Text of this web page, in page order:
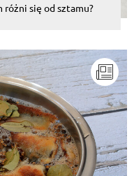
różni się od sztamu?